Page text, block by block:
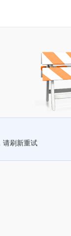
请刷新重试